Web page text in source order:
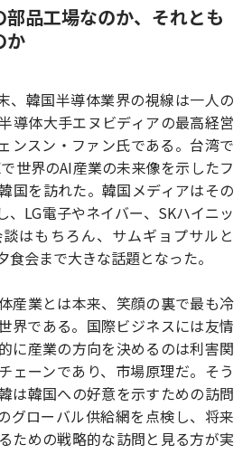
u
n
品工場なのか、それとも
か
、韓国半導体業界の視線は一人の
導体大手エヌビディアの最高経営
ンスン・ファン氏である。台湾で
世界のAI産業の未来像を示したフ
国を訪れた。韓国メディアはその
、LG電子やネイバー、SKハイニッ
はもちろん、サムギョプサルと
食会まで大きな話題となった。
産業とは本来、笑顔の裏で最も冷
界である。国際ビジネスには友情
に産業の方向を決めるのは利害関
ェーンであり、市場原理だ。そう
は韓国への好意を示すための訪問
グローバル供給網を点検し、将来
ための戦略的な訪問と見る方が実